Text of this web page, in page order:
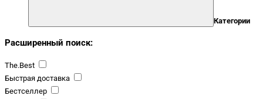
Категории
Расширенный поиск:
The.Best
Быстрая доставка
Бестселлер